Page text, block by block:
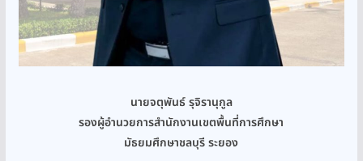
นายจตุพันธ์ รุจิรานุกูล
รองผู้อำนวยการสำนักงานเขตพื้นที่การศึกษา
มัธยมศึกษาชลบุรี ระยอง